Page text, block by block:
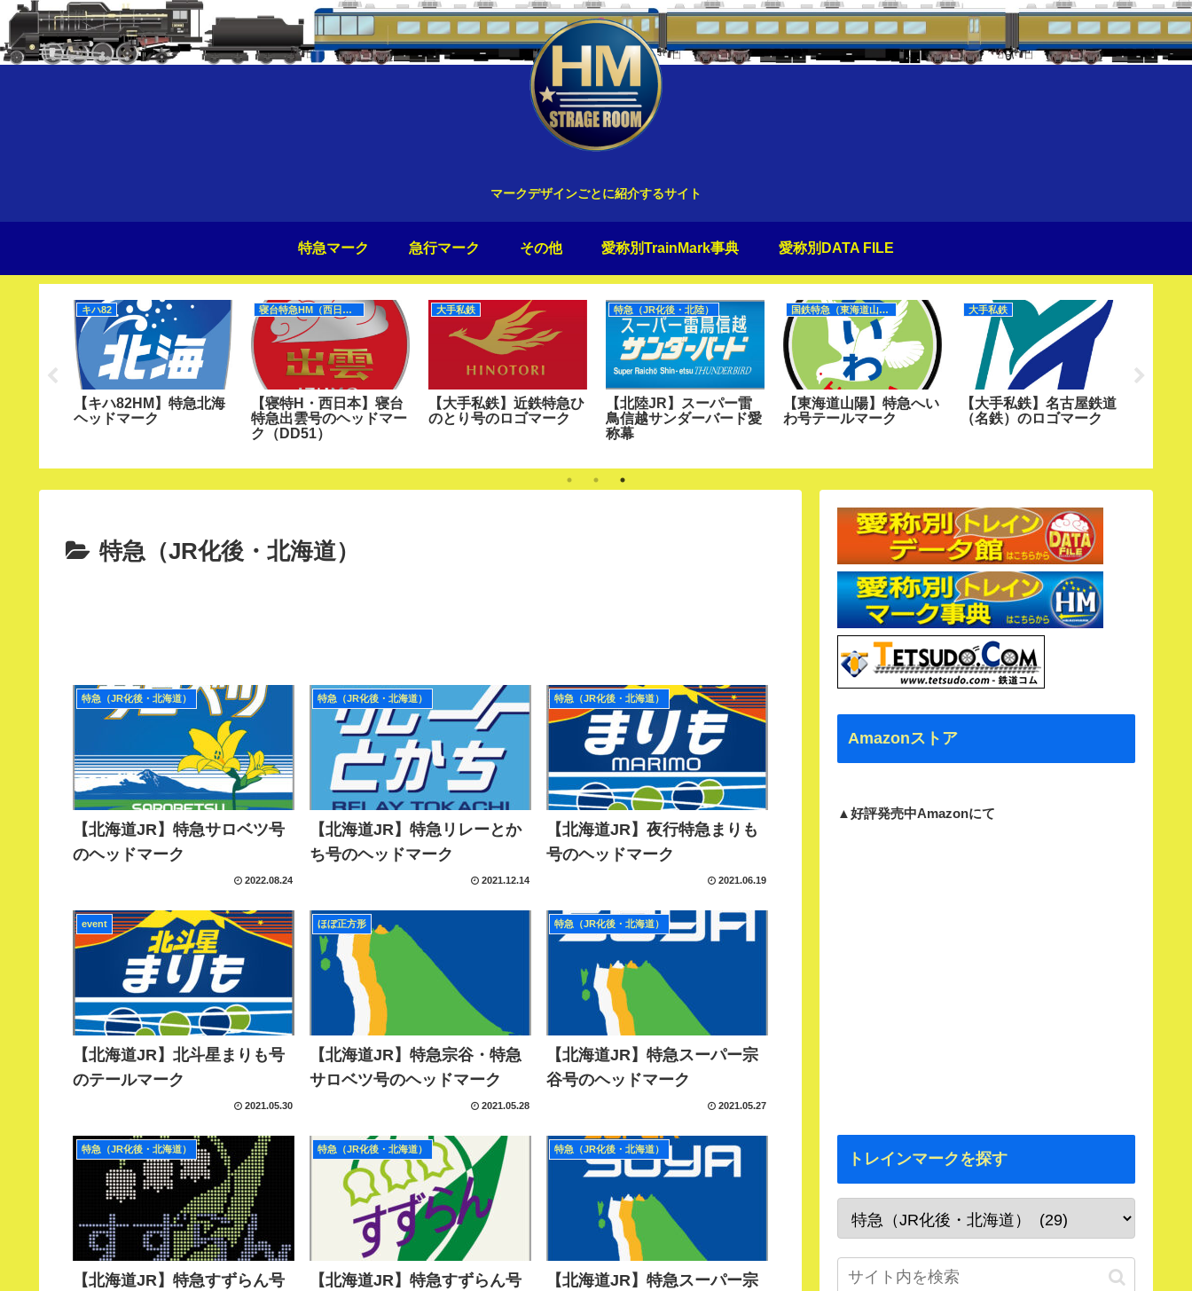
マークデザインごとに紹介するサイト
特急マーク 急行マーク その他 愛称別TrainMark事典 愛称別DATA FILE
キハ82
【キハ82HM】特急北海
ヘッドマーク
寝台特急HM（西日本）
【寝特H・西日本】寝台
特急出雲号のヘッドマー
ク（DD51）
大手私鉄
【大手私鉄】近鉄特急ひ
のとり号のロゴマーク
特急（JR化後・北陸）
【北陸JR】スーパー雷
鳥信越サンダーバード愛
称幕
国鉄特急（東海道山陽）
【東海道山陽】特急へい
わ号テールマーク
大手私鉄
【大手私鉄】名古屋鉄道
（名鉄）のロゴマーク
特急（JR化後・北海道）
特急（JR化後・北海道）
【北海道JR】特急サロベツ号
のヘッドマーク
2022.08.24
特急（JR化後・北海道）
【北海道JR】特急リレーとか
ち号のヘッドマーク
2021.12.14
特急（JR化後・北海道）
【北海道JR】夜行特急まりも
号のヘッドマーク
2021.06.19
event
【北海道JR】北斗星まりも号
のテールマーク
2021.05.30
ほぼ正方形
【北海道JR】特急宗谷・特急
サロベツ号のヘッドマーク
2021.05.28
特急（JR化後・北海道）
【北海道JR】特急スーパー宗
谷号のヘッドマーク
2021.05.27
特急（JR化後・北海道）
【北海道JR】特急すずらん号
特急（JR化後・北海道）
【北海道JR】特急すずらん号
特急（JR化後・北海道）
【北海道JR】特急スーパー宗
Amazonストア
▲好評発売中Amazonにて
トレインマークを探す